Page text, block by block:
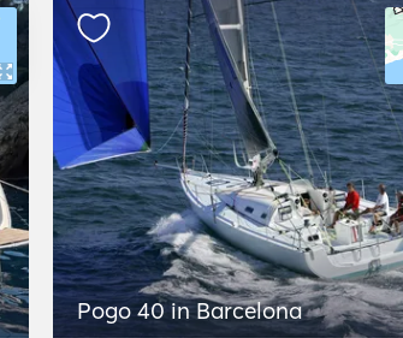
Pogo 40 in Barcelona